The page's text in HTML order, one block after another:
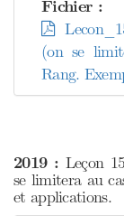
Fichier :
(on se
Rang.
2019 : Leçon
se limitera au
et applications.